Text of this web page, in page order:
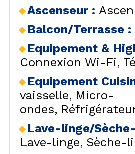
SÉJOURS & BONS
PLANS
LOCALISATION
BONS PLANS
ACTIVITÉS
CONTACT / DEVIS
FAQ
INSPIREZ-VOUS !
Ascenseur :
Balcon/Terrasse :
Equipement &
Connexion Wi-Fi
Equipement
vaisselle
Micro-
ondes
Lave-linge/
Lave-linge Sèche-